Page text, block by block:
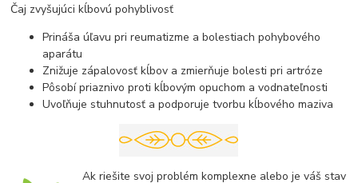
Čaj zvyšujúci kĺbovú pohyblivosť
Prináša úľavu pri reumatizme a bolestiach pohybového
aparátu
Znižuje zápalovosť kĺbov a zmierňuje bolesti pri artróze
Pôsobí priaznivo proti kĺbovým opuchom a vodnateľnosti
Uvoľňuje stuhnutosť a podporuje tvorbu kĺbového maziva
Ak riešite svoj problém komplexne alebo je váš stav